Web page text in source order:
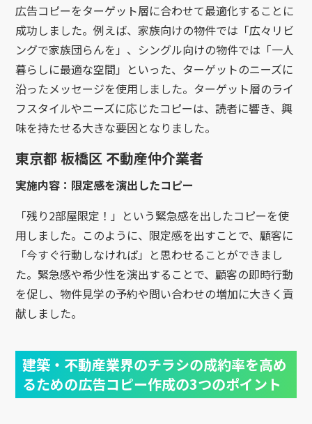
広告コピーをターゲット層に合わせて最適化することに
成功しました。例えば、家族向けの物件では「広々リビ
ングで家族団らんを」、シングル向けの物件では「一人
暮らしに最適な空間」といった、ターゲットのニーズに
沿ったメッセージを使用しました。ターゲット層のライ
フスタイルやニーズに応じたコピーは、読者に響き、興
味を持たせる大きな要因となりました。
東京都 板橋区 不動産仲介業者
実施内容：限定感を演出したコピー
「残り2部屋限定！」という緊急感を出したコピーを使
用しました。このように、限定感を出すことで、顧客に
「今すぐ行動しなければ」と思わせることができまし
た。緊急感や希少性を演出することで、顧客の即時行動
を促し、物件見学の予約や問い合わせの増加に大きく貢
献しました。
建築・不動産業界のチラシの成約率を高め
るための広告コピー作成の3つのポイント